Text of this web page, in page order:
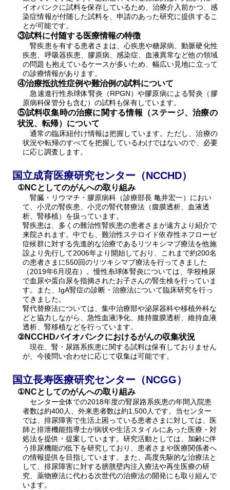
イオバンクに試料を保存しているため、治療介入前かつ、感
染症情報が付随した試料を、申請のあった研究に提供するこ
とが可能です。
③試料に付随する医療情報の特徴
腎疾患を有する患者さまは、心疾患や糖尿病、動脈硬化性
疾患、呼吸器疾患、膠原病、感染症、血液異常など他の領域
の問題も抱えているケースが多いため、幅広い見地に立って
の診療情報があります。
④治療抵抗性症例や難治例の試料について
急速進行性糸球体腎炎（RPGN）や膠原病による腎炎（膠
原病科保管分も含む）の試料も保有しています。
⑤試料収集時の治療に関する情報（ステージ、治療の
状況、転帰）について
通常の臨床紐付け情報は把握しています。ただし、治療の
状況や転帰のすべてを把握しているわけではないので、必要
に応じ調査します。
国立成育医療研究センター（NCCHD）
①NCとしてのがんへの取り組み
腎臓・リウマチ・膠原病科（診療部長 亀井宏一）におい
て、小児の腎疾患、小児の腎代替療法（腹膜透析、血液透
析、腎移植）を扱っています。
腎疾患は、多くの難治性腎疾患の患者さまが遠方より紹介で
来院されます。中でも、難治性ステロイド依存性ネフローゼ
症候群に対する先進的な治療であるリツキシマブ療法を他施
設より先行して2006年より開始しており、これまで約200名
の患者さまに550回のリツキシマブ療法を行ってきました
（2019年6月現在）。慢性糸球体腎炎については、学校検尿
で血尿や蛋白尿を指摘されたお子さんの腎生検を行っていま
す。また、IgA腎症の診断・治療法について臨床研究を行っ
てきました。
腎代替療法については、集中治療部や泌尿器科や移植外科な
どと協力しながら、急性血液浄化、維持腹膜透析、維持血液
透析、腎移植などを行っています。
②NCCHDバイオバンクにおけるがんの収集状況
現在、腎・尿路系疾患に関する試料は保有しておりません
が、今後問い合わせに応じて収集は可能です。
国立長寿医療研究センター（NCGG）
①NCとしてのがんへの取り組み
センター全体での2018年度の腎尿路系疾患の年間入院患
者数は約400人、外来患者数は約1,500人です。当センター
では、排尿障害で生活上困っている患者さまに対しては、医
師と排泄機能指導士が病状や生活スタイルにあった医療・対
処法を提供・提案しています。研究活動としては、加齢に伴
う排尿機能の低下を研究しており、患者さまや医療関係者へ
の情報提供を目指しています。また、高度先駆的な治療法と
して、排尿障害に対する膀胱壁内注入療法や再生医療の研
究、薬物療法に代わる次世代の治療法の開発にも取り組んで
います。